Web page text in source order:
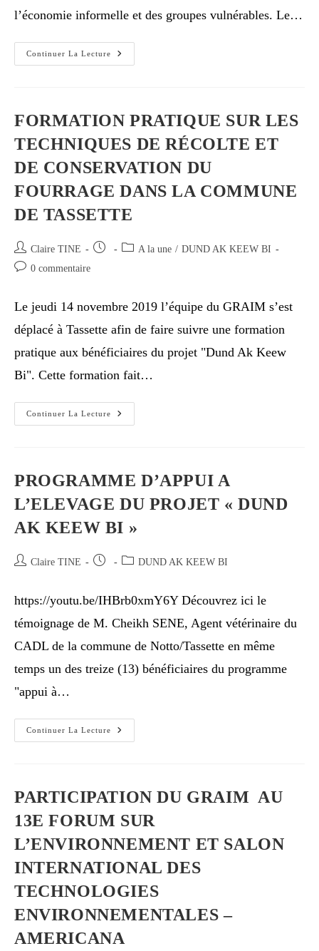
l’économie informelle et des groupes vulnérables. Le…
Continuer La Lecture
FORMATION PRATIQUE SUR LES
TECHNIQUES DE RÉCOLTE ET
DE CONSERVATION DU
FOURRAGE DANS LA COMMUNE
DE TASSETTE
Claire TINE A la une / DUND AK KEEW BI
0 commentaire
Le jeudi 14 novembre 2019 l’équipe du GRAIM s’est
déplacé à Tassette afin de faire suivre une formation
pratique aux bénéficiaires du projet "Dund Ak Keew
Bi". Cette formation fait…
Continuer La Lecture
PROGRAMME D’APPUI A
L’ELEVAGE DU PROJET « DUND
AK KEEW BI »
Claire TINE DUND AK KEEW BI
https://youtu.be/IHBrb0xmY6Y Découvrez ici le
témoignage de M. Cheikh SENE, Agent vétérinaire du
CADL de la commune de Notto/Tassette en même
temps un des treize (13) bénéficiaires du programme
"appui à…
Continuer La Lecture
PARTICIPATION DU GRAIM AU
13E FORUM SUR
L’ENVIRONNEMENT ET SALON
INTERNATIONAL DES
TECHNOLOGIES
ENVIRONNEMENTALES –
AMERICANA